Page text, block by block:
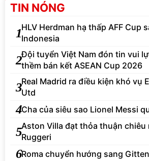
TIN NÓNG
1HLV Herdman hạ thấp AFF Cup
Indonesia
2Đội tuyển Việt Nam đón tin vui
thềm bán kết ASEAN Cup 2026
3Real Madrid ra điều kiện khó vụ
Utd
4Cha của siêu sao Lionel Messi
5Aston Villa đạt thỏa thuận chiêu
Ruggeri
6Roma chuyển hướng sang